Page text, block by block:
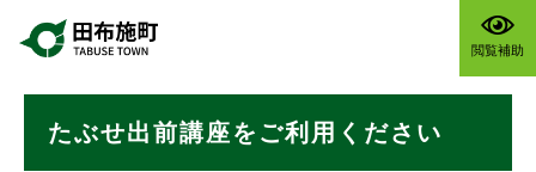
閲覧補助
たぶせ出前講座をご利用ください